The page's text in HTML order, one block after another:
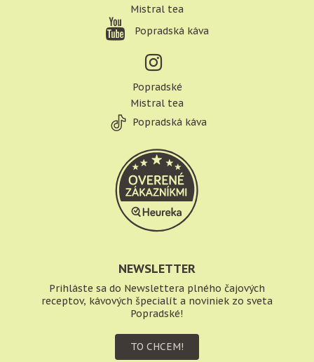
Mistral tea
Popradská káva
Popradské
Mistral tea
Popradská káva
NEWSLETTER
Prihláste sa do Newslettera plného čajových
receptov, kávových špecialít a noviniek zo sveta
Popradské!
TO CHCEM!